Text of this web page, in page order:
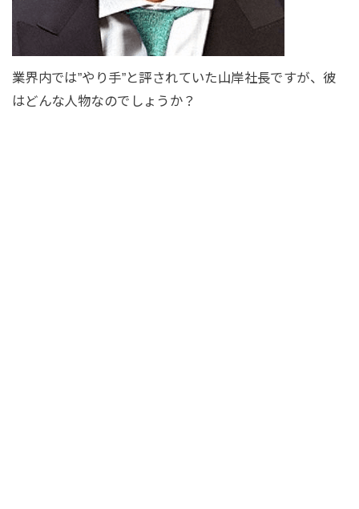
業界内では”やり手”と評されていた山岸社長ですが、彼
はどんな人物なのでしょうか？